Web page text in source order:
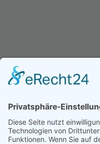
Einblicke in
Grundlagen &
und